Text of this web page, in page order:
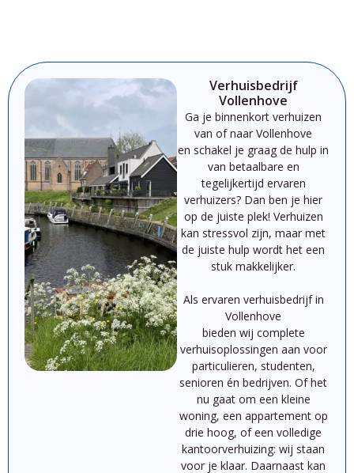
Verhuisbedrijf
Vollenhove
Ga je binnenkort verhuizen
van of naar Vollenhove
en schakel je graag de hulp in
van betaalbare en
tegelijkertijd ervaren
verhuizers? Dan ben je hier
op de juiste plek! Verhuizen
kan stressvol zijn, maar met
de juiste hulp wordt het een
stuk makkelijker.
Als ervaren verhuisbedrijfin
Vollenhove
bieden wij complete
verhuisoplossingen aan voor
particulieren, studenten,
senioren én bedrijven. Ofhet
nu gaat om een kleine
woning, een appartement op
drie hoog, ofeen volledige
kantoorverhuizing: wij staan
voor je klaar. Daarnaast kan